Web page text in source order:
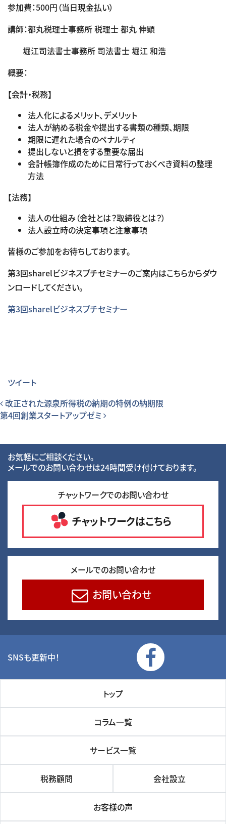
参加費：500円（当日現金払い）
講師：都丸税理士事務所 税理士 都丸 伸顕
堀江司法書士事務所 司法書士 堀江 和浩
概要：
【会計・税務】
法人化によるメリット、デメリット
法人が納める税金や提出する書類の種類、期限
期限に遅れた場合のペナルティ
提出しないと損をする重要な届出
会計帳簿作成のために日常行っておくべき資料の整理
方法
【法務】
法人の仕組み（会社とは？取締役とは？）
法人設立時の決定事項と注意事項
皆様のご参加をお待ちしております。
第3回sharelビジネスプチセミナーのご案内はこちらからダウ
ンロードしてください。
第3回sharelビジネスプチセミナー
ツイート
投稿ナビゲーション
改正された源泉所得税の納期の特例の納期限
第4回創業スタートアップゼミ
お気軽にご相談ください。
メールでのお問い合わせは24時間受け付けております。
チャットワークでのお問い合わせ
チャットワークはこちら
メールでのお問い合わせ
お問い合わせ
SNSも更新中！
トップ
コラム一覧
サービス一覧
税務顧問 会社設立
お客様の声